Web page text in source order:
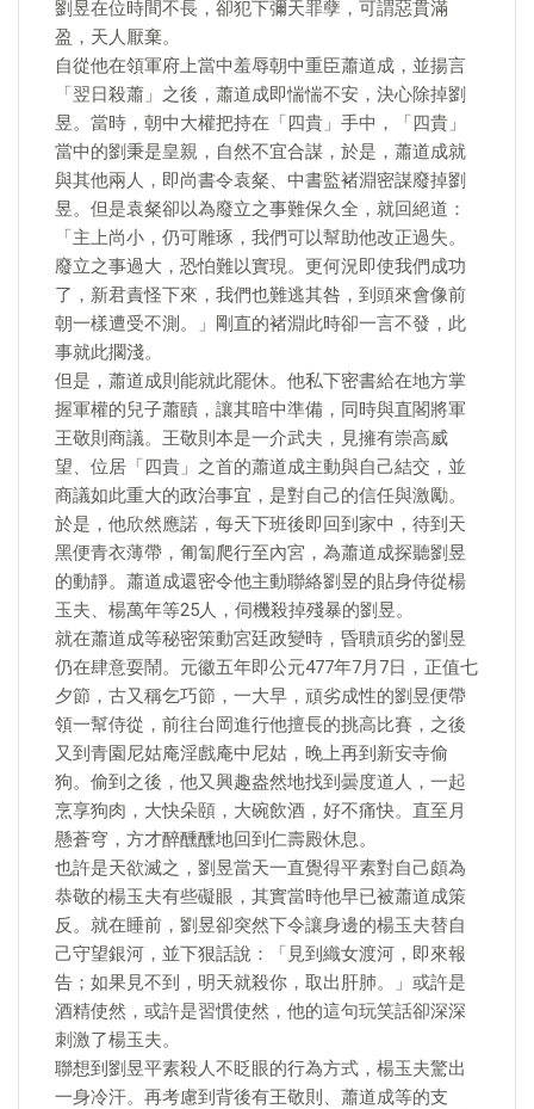
劉昱在位時間不長，卻犯下彌天罪孽，可謂惡貫滿
盈，天人厭棄。
自從他在領軍府上當中羞辱朝中重臣蕭道成，並揚言
「翌日殺蕭」之後，蕭道成即惴惴不安，決心除掉劉
昱。當時，朝中大權把持在「四貴」手中，「四貴」
當中的劉秉是皇親，自然不宜合謀，於是，蕭道成就
與其他兩人，即尚書令袁粲、中書監褚淵密謀廢掉劉
昱。但是袁粲卻以為廢立之事難保久全，就回絕道：
「主上尚小，仍可雕琢，我們可以幫助他改正過失。
廢立之事過大，恐怕難以實現。更何況即使我們成功
了，新君責怪下來，我們也難逃其咎，到頭來會像前
朝一樣遭受不測。」剛直的褚淵此時卻一言不發，此
事就此擱淺。
但是，蕭道成則能就此罷休。他私下密書給在地方掌
握軍權的兒子蕭賾，讓其暗中準備，同時與直閣將軍
王敬則商議。王敬則本是一介武夫，見擁有崇高威
望、位居「四貴」之首的蕭道成主動與自己結交，並
商議如此重大的政治事宜，是對自己的信任與激勵。
於是，他欣然應諾，每天下班後即回到家中，待到天
黑便青衣薄帶，匍匐爬行至內宮，為蕭道成探聽劉昱
的動靜。蕭道成還密令他主動聯絡劉昱的貼身侍從楊
玉夫、楊萬年等25人，伺機殺掉殘暴的劉昱。
就在蕭道成等秘密策動宮廷政變時，昏聵頑劣的劉昱
仍在肆意耍鬧。元徽五年即公元477年7月7日，正值七
夕節，古又稱乞巧節，一大早，頑劣成性的劉昱便帶
領一幫侍從，前往台岡進行他擅長的挑高比賽，之後
又到青園尼姑庵淫戲庵中尼姑，晚上再到新安寺偷
狗。偷到之後，他又興趣盎然地找到曇度道人，一起
烹享狗肉，大快朵頤，大碗飲酒，好不痛快。直至月
懸蒼穹，方才醉醺醺地回到仁壽殿休息。
也許是天欲滅之，劉昱當天一直覺得平素對自己頗為
恭敬的楊玉夫有些礙眼，其實當時他早已被蕭道成策
反。就在睡前，劉昱卻突然下令讓身邊的楊玉夫替自
己守望銀河，並下狠話說：「見到織女渡河，即來報
告；如果見不到，明天就殺你，取出肝肺。」或許是
酒精使然，或許是習慣使然，他的這句玩笑話卻深深
刺激了楊玉夫。
聯想到劉昱平素殺人不眨眼的行為方式，楊玉夫驚出
一身冷汗。再考慮到背後有王敬則、蕭道成等的支